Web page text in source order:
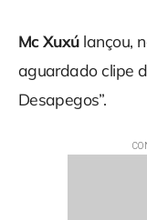
Mc Xuxúlançou,
aguardado clipe
Desapegos”.